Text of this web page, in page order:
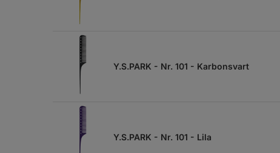
Y.S.PARK - Nr. 101 - Karbonsvart
Y.S.PARK - Nr. 101 - Lila